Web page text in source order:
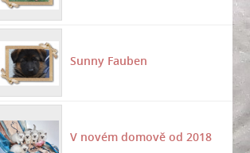
Sunny Fauben
V novém domově od 2018